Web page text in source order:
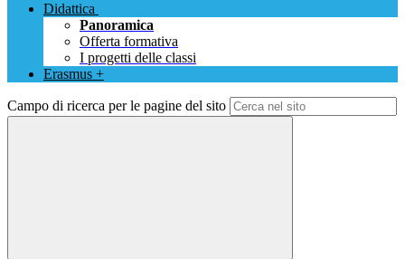
Didattica
Panoramica
Offerta formativa
I progetti delle classi
Erasmus +
Campo di ricerca per le pagine del sito